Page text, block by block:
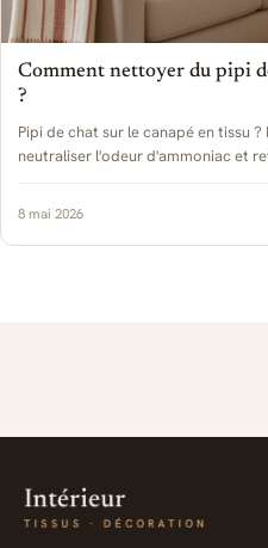
Comment nettoyer du pipi
?
Pipi de chat sur le canapé en tissu
neutraliser l'odeur d'ammoniac et
revêtement.
8 mai 2026